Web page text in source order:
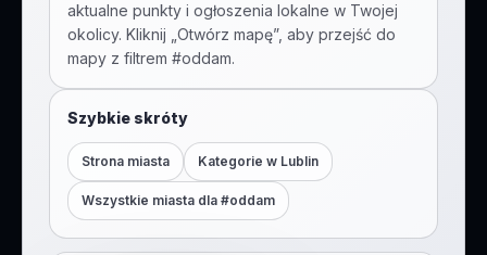
aktualne punkty i ogłoszenia lokalne w Twojej
okolicy. Kliknij „Otwórz mapę”, aby przejść do
mapy z filtrem #oddam.
Szybkie skróty
Strona miasta Kategorie w Lublin
Wszystkie miasta dla #oddam